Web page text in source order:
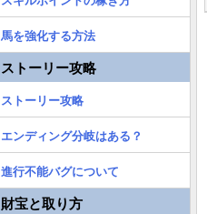
馬を強化する方法
ストーリー攻略
ストーリー攻略
エンディング分岐はある？
進行不能バグについて
財宝と取り方